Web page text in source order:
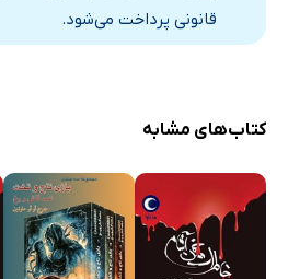
قانونی پرداخت می‌شود.
کتاب‌های مشابه